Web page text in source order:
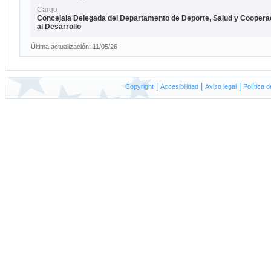
Cargo
Concejala Delegada del Departamento de Deporte, Salud y
al Desarrollo
Última actualización: 11/05/26
Copyright| Accesibilidad| Aviso legal| Política